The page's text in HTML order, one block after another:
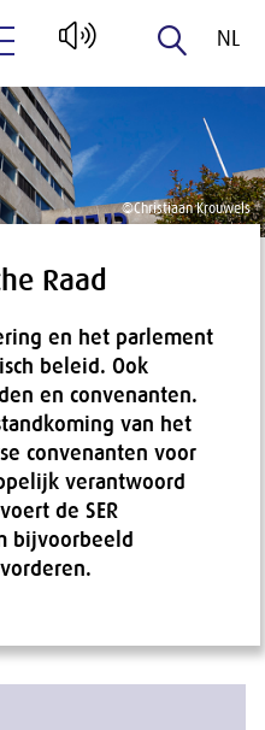
hoofdinhoud
NL
©Christiaan Krouwels
Raad
en het parlement
beleid. Ook
en convenanten.
van het
convenanten voor
verantwoord
de SER
bijvoorbeeld